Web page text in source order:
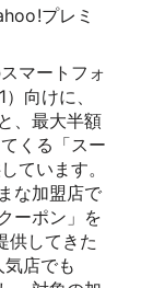
プレミ
マートフォ
向けに、
、最大半額
くる「スー
ています。
な加盟店で
ーポン」を
供してきた
店でも